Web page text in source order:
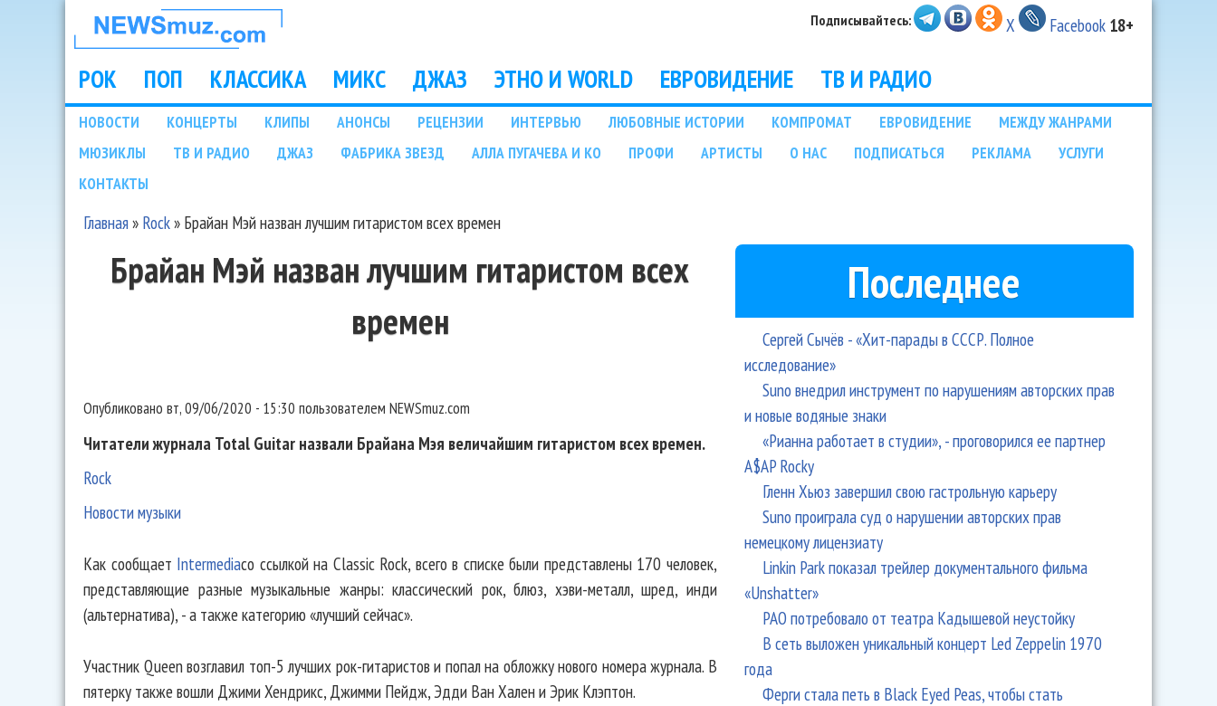
НОВОСТИ
МУЗЫКИ И
ШОУ БИЗНЕСА
NEWSMUZ.COM
Подписывайтесь: X Facebook 18+
Main menu
РОК ПОП КЛАССИКА МИКС ДЖАЗ ЭТНО И WORLD ЕВРОВИДЕНИЕ ТВ И РАДИО
Подразделы
НОВОСТИ КОНЦЕРТЫ КЛИПЫ АНОНСЫ РЕЦЕНЗИИ ИНТЕРВЬЮ ЛЮБОВНЫЕ ИСТОРИИ КОМПРОМАТ ЕВРОВИДЕНИЕ
МЕЖДУ ЖАНРАМИ
МЮЗИКЛЫ
ТВ И РАДИО ДЖАЗ ФАБРИКА ЗВЕЗД АЛЛА ПУГАЧЕВА И КО ПРОФИ АРТИСТЫ О НАС ПОДПИСАТЬСЯ РЕКЛАМА
УСЛУГИ
КОНТАКТЫ
Главная» Rock» Брайан Мэй назван лучшим гитаристом всех времен
Брайан Мэй назван лучшим гитаристом всех
времен
Опубликовано вт, 09/06/2020 - 15:30 пользователем NEWSmuz.com
Читатели журнала Total Guitar назвали Брайана Мэя величайшим гитаристом всех времен.
Rock
Новости музыки
Как сообщает Intermediaсо ссылкой на Classic Rock, всего в списке были представлены 170 человек,
представляющие разные музыкальные жанры: классический рок, блюз, хэви-металл, шред, инди
(альтернатива), - а также категорию «лучший сейчас».
Участник Queen возглавил топ-5 лучших рок-гитаристов и попал на обложку нового номера журнала. В
пятерку также вошли Джими Хендрикс, Джимми Пейдж, Эдди Ван Хален и Эрик Клэптон.
Последнее
Сергей Сычёв - «Хит-парады в СССР. Полное
исследование»
Suno внедрил инструмент по нарушениям авторских прав
и новые водяные знаки
«Рианна работает в студии», - проговорился ее партнер
A$AP Rocky
Гленн Хьюз завершил свою гастрольную карьеру
Suno проиграла суд о нарушении авторских прав
немецкому лицензиату
Linkin Park показал трейлер документального фильма
«Unshatter»
РАО потребовало от театра Кадышевой неустойку
В сеть выложен уникальный концерт Led Zeppelin 1970
года
Ферги стала петь в Black Eyed Peas, чтобы стать